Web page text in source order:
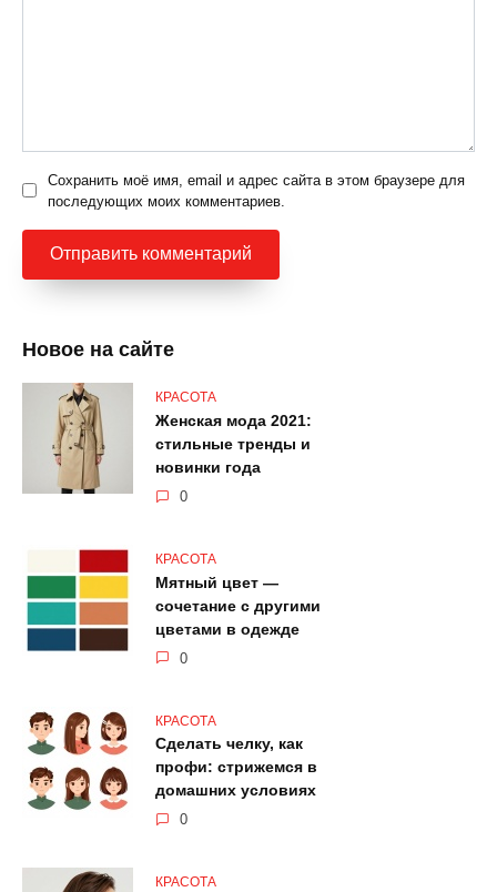
Сохранить моё имя, email и адрес сайта в этом браузере для
последующих моих комментариев.
Новое на сайте
КРАСОТА
Женская мода 2021:
стильные тренды и
новинки года
0
КРАСОТА
Мятный цвет —
сочетание с другими
цветами в одежде
0
КРАСОТА
Сделать челку, как
профи: стрижемся в
домашних условиях
0
КРАСОТА